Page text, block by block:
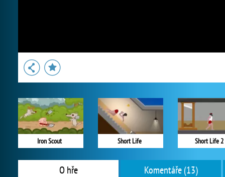
Iron Scout Short Life Short Life 2
O hře Komentáře (13)